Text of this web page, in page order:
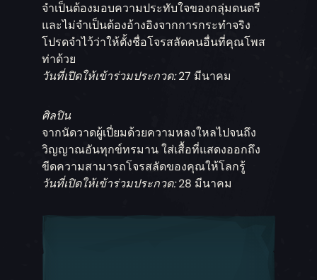
จำเป็นต้องมอบความประทับใจของกลุ่มดนตรี
และไม่จำเป็นต้องอ้างอิงจากการกระทำจริง
โปรดจำไว้ว่าให้ตั้งชื่อโจรสลัดคนอื่นที่คุณโพส
ท่าด้วย
วันที่เปิดให้เข้าร่วมประกวด:27 มีนาคม
ศิลปิน
จากนัดวาดผู้เปี่ยมด้วยความหลงใหลไปจนถึง
วิญญาณอันทุกข์ทรมาน ใส่เสื้อที่แสดงออกถึง
ขีดความสามารถโจรสลัดของคุณให้โลกรู้
วันที่เปิดให้เข้าร่วมประกวด:28 มีนาคม